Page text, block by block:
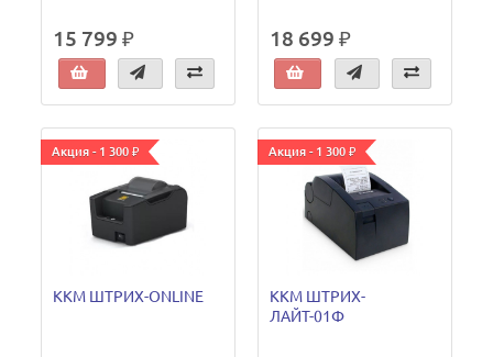
15 799 ₽ 18 699 ₽
Акция - 1 300 ₽
ККМ ШТРИХ-ONLINE
Акция - 1 300 ₽
ККМ ШТРИХ-
ЛАЙТ-01Ф